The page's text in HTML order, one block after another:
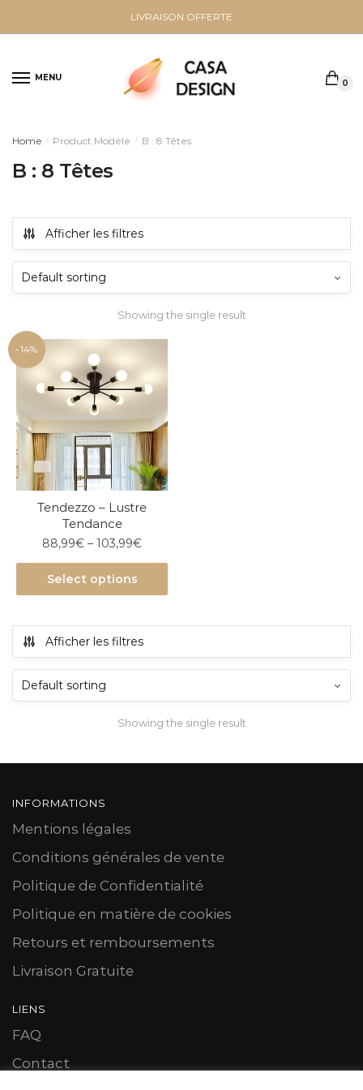
LIVRAISON OFFERTE
MENU
0
Home / Product Modèle / B : 8 Têtes
B : 8 Têtes
Afficher les filtres
Showing the single result
-14%
Tendezzo – Lustre
Tendance
88,99€ –103,99€
Select options
Afficher les filtres
Showing the single result
INFORMATIONS
Mentions légales
Conditions générales de vente
Politique de Confidentialité
Politique en matière de cookies
Retours et remboursements
Livraison Gratuite
LIENS
FAQ
Contact